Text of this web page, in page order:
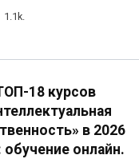
1.1k.
18 курсов
в 2026
обучение онлайн.